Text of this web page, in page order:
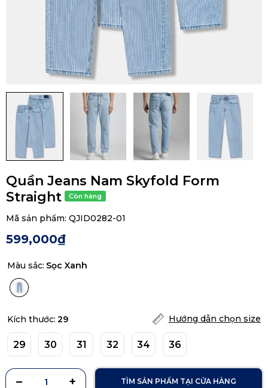
Quần Jeans Nam Skyfold Form
Straight
Mã sản phẩm: QJID0282-01
599,000₫
Màu sắc: Sọc Xanh
Kích thước: 29 Hướng dẫn chọn size
29 30 31 32 34 36
TÌM SẢN PHẨM TẠI CỬA HÀNG